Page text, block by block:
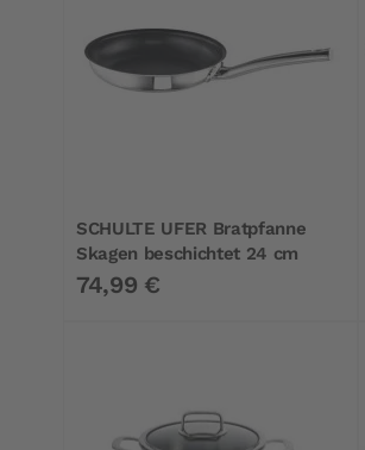
SCHULTE UFER Bratpfanne
Skagen beschichtet 24 cm
74,99 €